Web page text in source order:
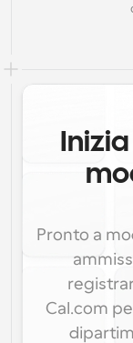
Pronto a
Cal.com